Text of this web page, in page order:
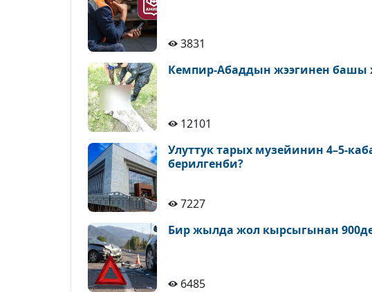
3831
Кемпир-Абаддын жээгинен башы
12101
Улуттук тарых музейинин 4–5-
берилгенби?
7227
Бир жылда жол кырсыгынан
6485